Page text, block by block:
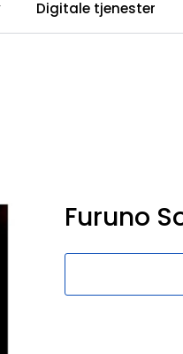
Digitale tjenester
Furuno